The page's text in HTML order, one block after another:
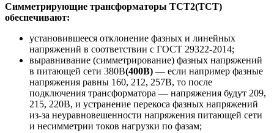
Симметрирующие трансформаторы ТСТ2(ТСТ)
обеспечивают:
установившееся отклонение фазных и линейных
напряжений в соответствии с ГОСТ 29322-2014;
выравнивание (симметрирование) фазных напряжений
в питающей сети 380В(400В) — если например фазные
напряжения равны 160, 212, 257В, то после
подключения трансформатора — напряжения будут 209,
215, 220В, и устранение перекоса фазных напряжений
из-за неуравновешенности напряжения питающей сети
и несимметрии токов нагрузки по фазам;